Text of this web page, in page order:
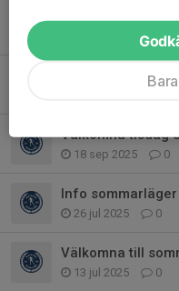
0
18 sep 2025 0
Info
26 jul 2025 0
Välkomna till
13 jul 2025 0